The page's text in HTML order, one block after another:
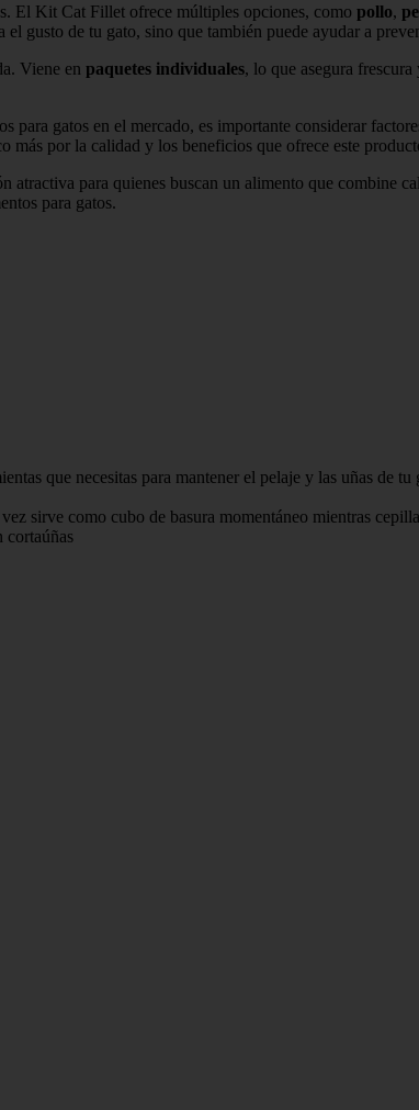
El Kit Cat Fillet ofrece múltiples opciones, como pollo,
gusto de tu gato, sino que también puede ayudar a
Viene en paquetes individuales, lo que asegura
gatos en el mercado, es importante considerar
más por la calidad y los beneficios que ofrece este
para quienes buscan un alimento que combine
para gatos.
que necesitas para mantener el pelaje y las uñas de tu
sirve como cubo de basura momentáneo mientras
cortaúñas